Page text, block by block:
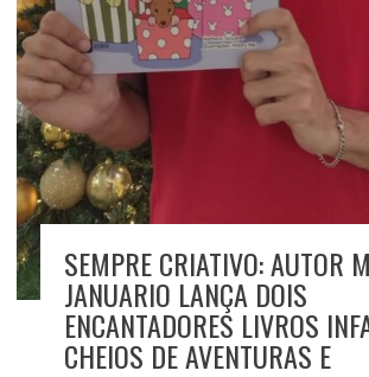
SEMPRE CRIATIVO: AUTOR
JANUARIO LANÇA DOIS
ENCANTADORES LIVROS
CHEIOS DE AVENTURAS E